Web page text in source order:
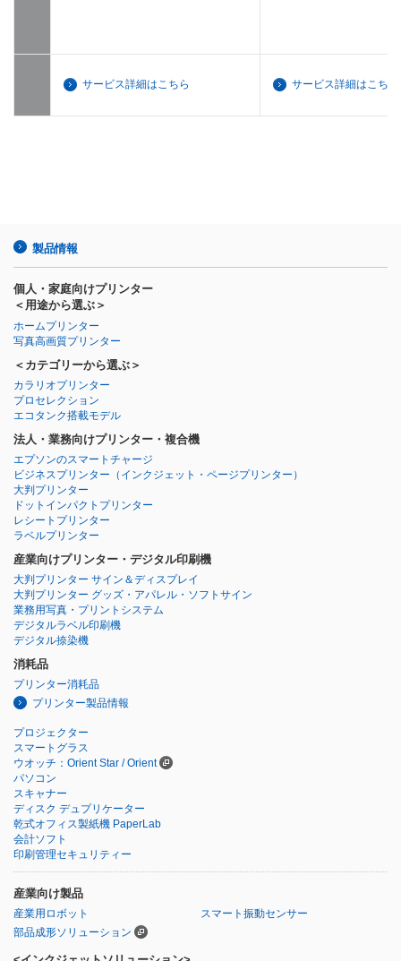
サービス詳細はこちら サービス詳細はこちら
製品情報
個人・家庭向けプリンター
＜用途から選ぶ＞
ホームプリンター
写真高画質プリンター
＜カテゴリーから選ぶ＞
カラリオプリンター
プロセレクション
エコタンク搭載モデル
法人・業務向けプリンター・複合機
エプソンのスマートチャージ
ビジネスプリンター （インクジェット・ページプリンター）
大判プリンター
ドットインパクトプリンター
レシートプリンター
ラベルプリンター
産業向けプリンター・デジタル印刷機
大判プリンター サイン＆ディスプレイ
大判プリンター グッズ・アパレル・ソフトサイン
業務用写真・プリントシステム
デジタルラベル印刷機
デジタル捺染機
消耗品
プリンター消耗品
プリンター製品情報
プロジェクター
スマートグラス
ウオッチ：Orient Star / Orient
パソコン
スキャナー
ディスク デュプリケーター
乾式オフィス製紙機 PaperLab
会計ソフト
印刷管理セキュリティー
産業向け製品
産業用ロボット
スマート振動センサー
部品成形ソリューション